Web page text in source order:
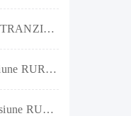
ANGAJĂRI – PROIECT TRANZIȚIE JUSTĂ – RURIS IMPEX SRL
Câştigător spălător cu presiune RURIS Clean Power Jet 1300
Câștigă un Spălător cu Presiune RURIS Clean Power Jet 1300